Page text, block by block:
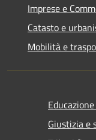
Imprese e
Catasto e
Mobilità e
Giustizia e